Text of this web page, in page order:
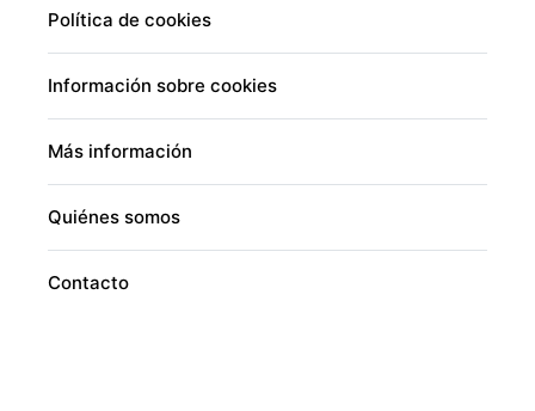
Política de cookies
Información sobre cookies
Más información
Quiénes somos
Contacto